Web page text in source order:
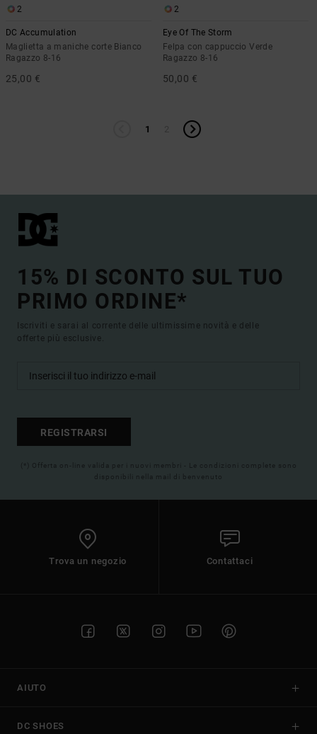
2
DC Accumulation
Maglietta a maniche corte Bianco
Ragazzo 8-16
25,00 €
2
Eye Of The Storm
Felpa con cappuccio Verde
Ragazzo 8-16
50,00 €
1
15% DI SCONTO SUL TUO
PRIMO ORDINE*
Iscriviti e sarai al corrente delle ultimissime novità e delle
offerte più esclusive.
REGISTRARSI
(*) Offerta on-line valida per i nuovi membri - Le condizioni complete sono
disponibili nella mail di benvenuto
Trova un negozio Contattaci
AIUTO
DC SHOES